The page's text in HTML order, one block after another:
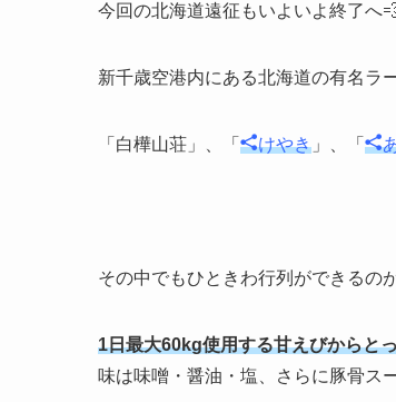
今回の北海道遠征もいよいよ終了へ
新千歳空港内にある北海道の有名ラ
「白樺山荘」、「 けやき 」、「
その中でもひときわ行列ができるの
1日最大60kg使用する甘えびからと
味は味噌・醤油・塩、さらに豚骨ス